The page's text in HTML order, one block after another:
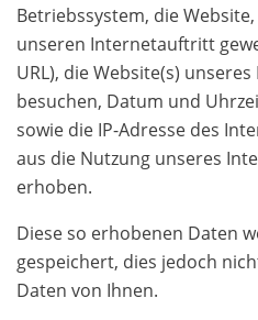
Betriebssystem, die
unseren Internetauftritt
URL), die Website(s)
besuchen, Datum und
sowie die IP-Adresse des
aus die Nutzung unseres
erhoben.
Diese so erhobenen Daten
gespeichert, dies jedoch
Daten von Ihnen.